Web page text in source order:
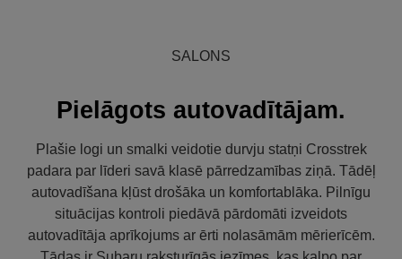
SALONS
Pielāgots autovadītājam.
Plašie logi un smalki veidotie durvju statņi Crosstrek
padara par līderi savā klasē pārredzamības ziņā. Tādēļ
autovadīšana kļūst drošāka un komfortablāka. Pilnīgu
situācijas kontroli piedāvā pārdomāti izveidots
autovadītāja aprīkojums ar ērti nolasāmām mērierīcēm.